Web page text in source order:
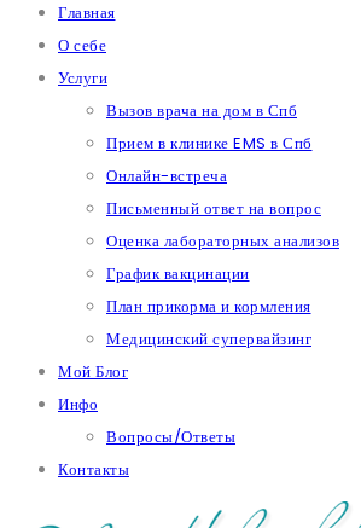
Главная
О себе
Услуги
Вызов врача на дом в Спб
Прием в клинике EMS в Спб
Онлайн-встреча
Письменный ответ на вопрос
Оценка лабораторных анализов
График вакцинации
План прикорма и кормления
Медицинский супервайзинг
Мой Блог
Инфо
Вопросы/Ответы
Контакты